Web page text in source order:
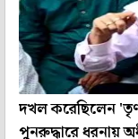
দখল করেছিলেন
পুনরুদ্ধারে ধরনায়